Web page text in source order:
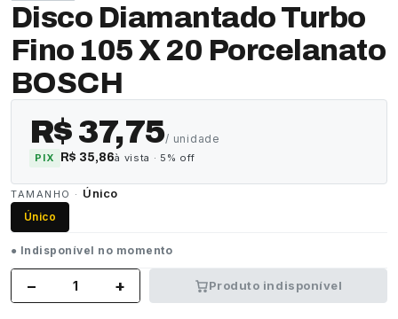
Disco Diamantado Turbo
Fino 105 X 20 Porcelanato
BOSCH
R$ 37,75/ unidade
PIX R$ 35,86à vista · 5% off
TAMANHO · Único
Único
● Indisponível no momento
− + Produto indisponível